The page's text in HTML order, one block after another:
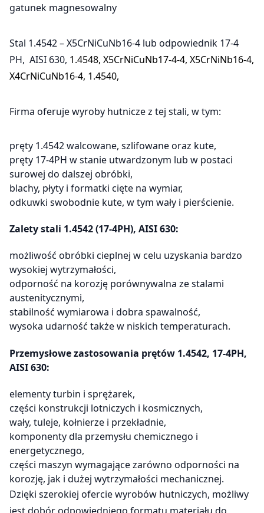
gatunek magnesowalny
Stal 1.4542 – X5CrNiCuNb16-4 lub odpowiednik 17-4
PH, AISI 630, 1.4548, X5CrNiCuNb17-4-4, X5CrNiNb16-4,
X4CrNiCuNb16-4, 1.4540,
Firma oferuje wyroby hutnicze z tej stali, w tym:
pręty 1.4542 walcowane, szlifowane oraz kute,
pręty 17-4PH w stanie utwardzonym lub w postaci
surowej do dalszej obróbki,
blachy, płyty i formatki cięte na wymiar,
odkuwki swobodnie kute, w tym wały i pierścienie.
Zalety stali 1.4542 (17-4PH), AISI 630:
możliwość obróbki cieplnej w celu uzyskania bardzo
wysokiej wytrzymałości,
odporność na korozję porównywalna ze stalami
austenitycznymi,
stabilność wymiarowa i dobra spawalność,
wysoka udarność także w niskich temperaturach.
Przemysłowe zastosowania prętów 1.4542, 17-4PH,
AISI 630:
elementy turbin i sprężarek,
części konstrukcji lotniczych i kosmicznych,
wały, tuleje, kołnierze i przekładnie,
komponenty dla przemysłu chemicznego i
energetycznego,
części maszyn wymagające zarówno odporności na
korozję, jak i dużej wytrzymałości mechanicznej.
Dzięki szerokiej ofercie wyrobów hutniczych, możliwy